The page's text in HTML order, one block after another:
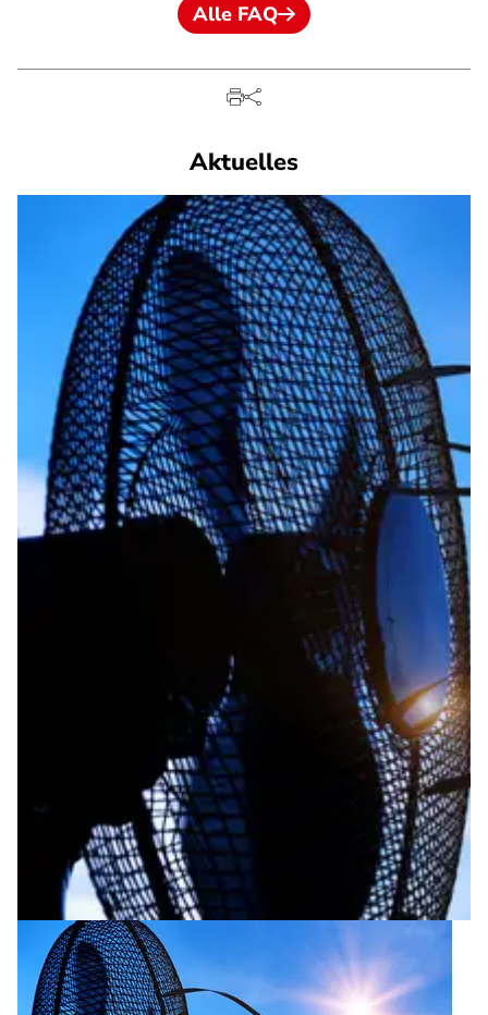
Alle FAQ
Aktuelles